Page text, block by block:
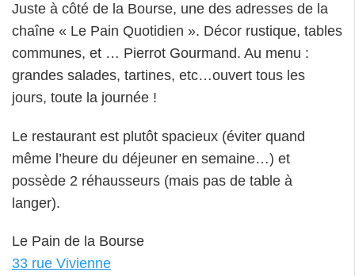
v
i
Juste à côté de la Bourse, une des adresses de la
chaîne « Le Pain Quotidien ». Décor rustique, tables
communes, et … Pierrot Gourmand. Au menu :
grandes salades, tartines, etc…ouvert tous les
jours, toute la journée !
Le restaurant est plutôt spacieux (éviter quand
même l’heure du déjeuner en semaine…) et
possède 2 réhausseurs (mais pas de table à
langer).
Le Pain de la Bourse
33 rue Vivienne